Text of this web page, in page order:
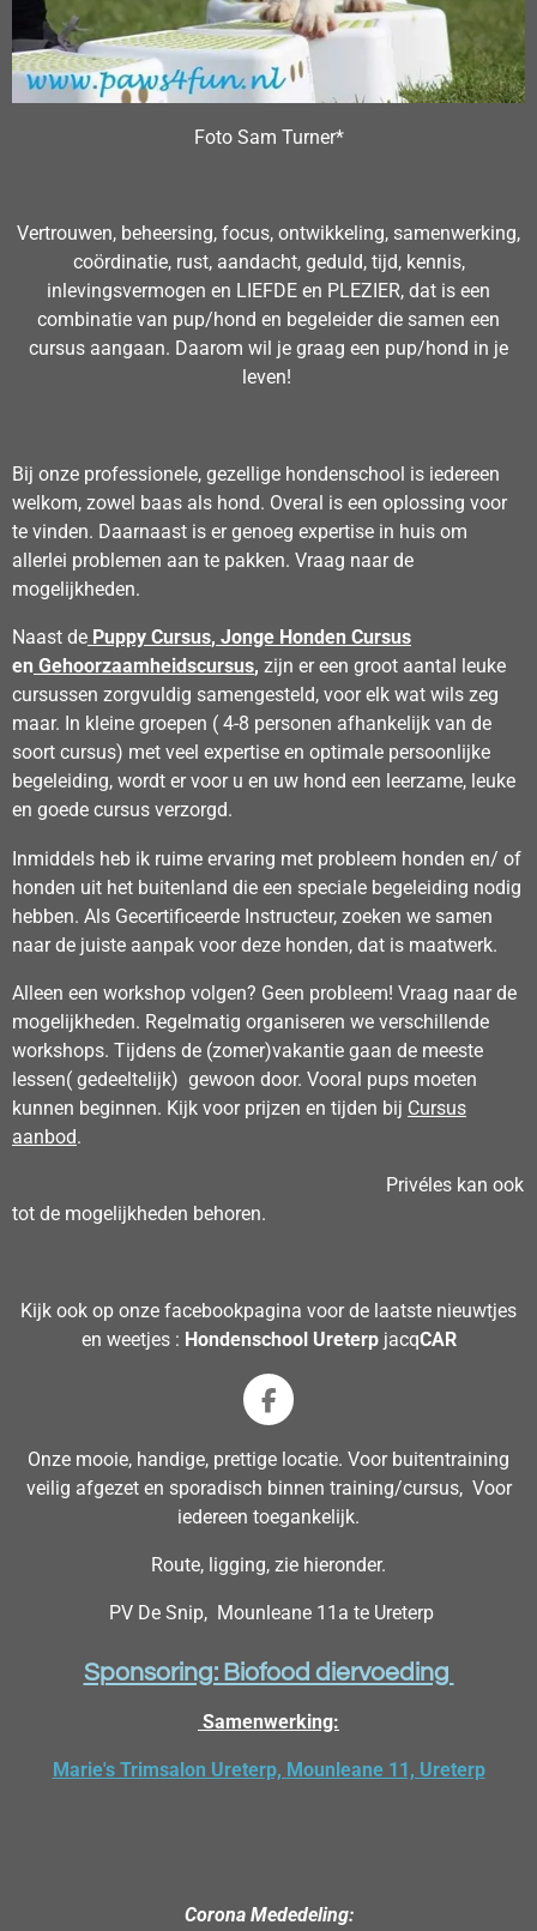
Foto Sam Turner*
Vertrouwen, beheersing, focus, ontwikkeling, samenwerking,
coördinatie, rust, aandacht, geduld, tijd, kennis,
inlevingsvermogen en LIEFDE en PLEZIER, dat is een
combinatie van pup/hond en begeleider die samen een
cursus aangaan. Daarom wil je graag een pup/hond in je
leven!
Bij onze professionele, gezellige hondenschool is iedereen
welkom, zowel baas als hond. Overal is een oplossing voor
te vinden. Daarnaast is er genoeg expertise in huis om
allerlei problemen aan te pakken. Vraag naar de
mogelijkheden.
Naast de Puppy Cursus, Jonge Honden Cursus
en Gehoorzaamheidscursus, zijn er een groot aantal leuke
cursussen zorgvuldig samengesteld, voor elk wat wils zeg
maar. In kleine groepen ( 4-8 personen afhankelijk van de
soort cursus) met veel expertise en optimale persoonlijke
begeleiding, wordt er voor u en uw hond een leerzame, leuke
en goede cursus verzorgd.
Inmiddels heb ik ruime ervaring met probleem honden en/ of
honden uit het buitenland die een speciale begeleiding nodig
hebben. Als Gecertificeerde Instructeur, zoeken we samen
naar de juiste aanpak voor deze honden, dat is maatwerk.
Alleen een workshop volgen? Geen probleem! Vraag naar de
mogelijkheden. Regelmatig organiseren we verschillende
workshops. Tijdens de (zomer)vakantie gaan de meeste
lessen( gedeeltelijk) gewoon door. Vooral pups moeten
kunnen beginnen. Kijk voor prijzen en tijden bij Cursus
aanbod.
Privéles kan ook
tot de mogelijkheden behoren.
Kijk ook op onze facebookpagina voor de laatste nieuwtjes
en weetjes : Hondenschool UreterpjacqCAR
F
a
c
e
b
o
k
Onze mooie, handige, prettige locatie. Voor buitentraining
veilig afgezet en sporadisch binnen training/cursus, Voor
iedereen toegankelijk.
Route, ligging, zie hieronder.
PV De Snip, Mounleane 11a te Ureterp
Sponsoring: Biofood diervoeding
Samenwerking:
Marie's Trimsalon Ureterp, Mounleane 11, Ureterp
Corona Mededeling: